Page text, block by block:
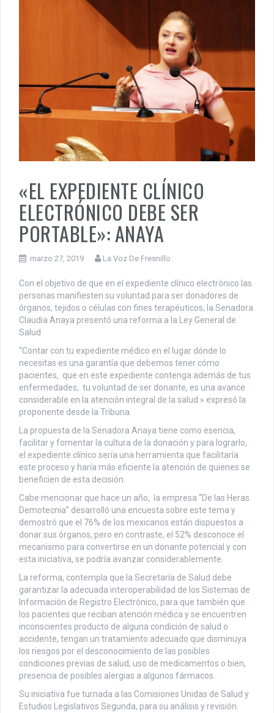
«EL EXPEDIENTE CLÍNICO
ELECTRÓNICO DEBE SER
PORTABLE»: ANAYA
marzo 27, 2019 La Voz De Fresnillo
Con el objetivo de que en el expediente clínico electrónico las
personas manifiesten su voluntad para ser donadores de
órganos, tejidos o células con fines terapéuticos, la Senadora
Claudia Anaya presentó una reforma a la Ley General de
Salud.
“Contar con tu expediente médico en el lugar dónde lo
necesitas es una garantía que debemos tener cómo
pacientes, que en este expediente contenga además de tus
enfermedades, tu voluntad de ser donante, es una avance
considerable en la atención integral de la salud » expresó la
proponente desde la Tribuna.
La propuesta de la Senadora Anaya tiene como esencia,
facilitar y fomentar la cultura de la donación y para lograrlo,
el expediente clínico sería una herramienta que facilitaría
este proceso y haría más eficiente la atención de quienes se
beneficien de esta decisión.
Cabe mencionar que hace un año, la empresa “De las Heras
Demotecnia” desarrolló una encuesta sobre este tema y
demostró que el 76% de los mexicanos están dispuestos a
donar sus órganos, pero en contraste, el 52% desconoce el
mecanismo para convertirse en un donante potencial y con
esta iniciativa, se podría avanzar considerablemente.
La reforma, contempla que la Secretaría de Salud debe
garantizar la adecuada interoperabilidad de los Sistemas de
Información de Registro Electrónico, para que también que
los pacientes que reciban atención médica y se encuentren
inconscientes producto de alguna condición de salud o
accidente, tengan un tratamiento adecuado que disminuya
los riesgos por el desconocimiento de las posibles
condiciones previas de salud, uso de medicamentos o bien,
presencia de posibles alergias a algunos fármacos.
Su iniciativa fue turnada a las Comisiones Unidas de Salud y
Estudios Legislativos Segunda, para su análisis y revisión.